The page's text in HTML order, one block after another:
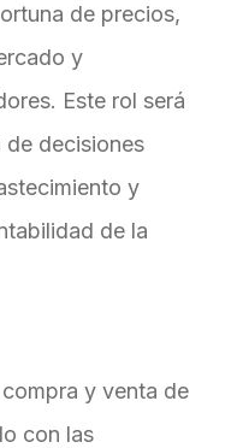
de precios,
y
Este rol será
de decisiones
y
de la
y venta de
con las